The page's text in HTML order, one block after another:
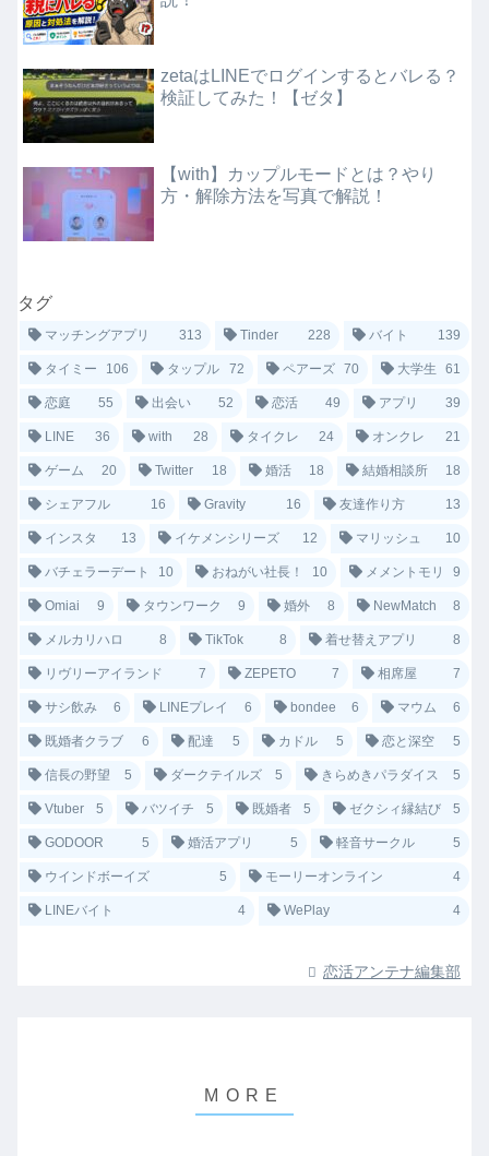
zetaはLINEでログインするとバレる？
検証してみた！【ゼタ】
【with】カップルモードとは？やり
方・解除方法を写真で解説！
タグ
マッチングアプリ 313 Tinder 228 バイト 139
タイミー 106 タップル 72 ペアーズ 70 大学生 61
恋庭 55 出会い 52 恋活 49 アプリ 39
LINE 36 with 28 タイクレ 24 オンクレ 21
ゲーム 20 Twitter 18 婚活 18 結婚相談所 18
シェアフル 16 Gravity 16 友達作り方 13
インスタ 13 イケメンシリーズ 12 マリッシュ 10
バチェラーデート 10 おねがい社長！ 10 メメントモリ 9
Omiai 9 タウンワーク 9 婚外 8 NewMatch 8
メルカリハロ 8 TikTok 8 着せ替えアプリ 8
リヴリーアイランド 7 ZEPETO 7 相席屋 7
サシ飲み 6 LINEプレイ 6 bondee 6 マウム 6
既婚者クラブ 6 配達 5 カドル 5 恋と深空 5
信長の野望 5 ダークテイルズ 5 きらめきパラダイス 5
Vtuber 5 バツイチ 5 既婚者 5 ゼクシィ縁結び 5
GODOOR 5 婚活アプリ 5 軽音サークル 5
ウインドボーイズ 5 モーリーオンライン 4
LINEバイト 4 WePlay 4
恋活アンテナ編集部